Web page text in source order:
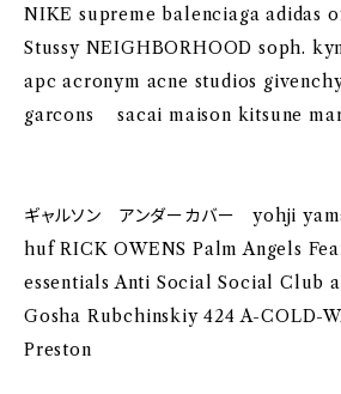
NIKE supreme balenciaga adidas
Stussy NEIGHBORHOOD soph.
apc acronym acne studios
garcons sacai maison kitsune
ギャルソン アンダーカバー yohji
huf RICK OWENS Palm Angels
essentials Anti Social Social Club
Gosha Rubchinskiy 424 A-COLD-
Preston